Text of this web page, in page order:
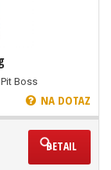
Boss
NA DOTAZ
DETAIL